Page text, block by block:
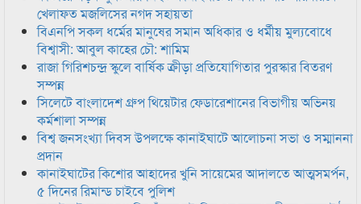
খেলাফত মজলিসের নগদ সহায়তা
বিএনপি সকল ধর্মের মানুষের সমান অধিকার ও ধর্মীয় মুল্যবোধে
বিশ্বাসী: আবুল কাহের চৌ: শামিম
রাজা গিরিশচন্দ্র স্কুলে বার্ষিক ক্রীড়া প্রতিযোগিতার পুরস্কার বিতরণ
সম্পন্ন
সিলেটে বাংলাদেশ গ্রুপ থিয়েটার ফেডারেশানের বিভাগীয় অভিনয়
কর্মশালা সম্পন্ন
বিশ্ব জনসংখ্যা দিবস উপলক্ষে কানাইঘাটে আলোচনা সভা ও সম্মাননা
প্রদান
কানাইঘাটের কিশোর আহাদের খুনি সায়েমের আদালতে আত্মসমর্পন,
৫ দিনের রিমান্ড চাইবে পুলিশ